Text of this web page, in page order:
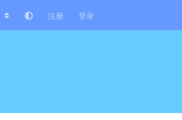
注册 登录